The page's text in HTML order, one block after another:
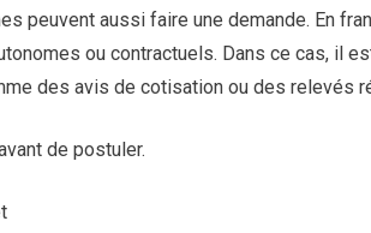
peuvent aussi faire une demande. En
ou contractuels. Dans ce cas, il
des avis de cotisation ou des relevés
de postuler.